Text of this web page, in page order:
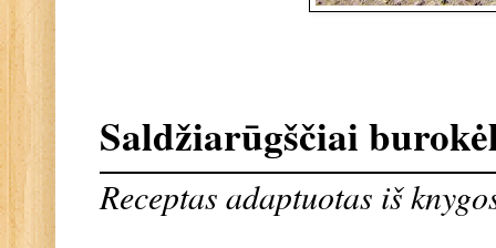
Saldžiarūgščiai
Receptas adaptuotas iš